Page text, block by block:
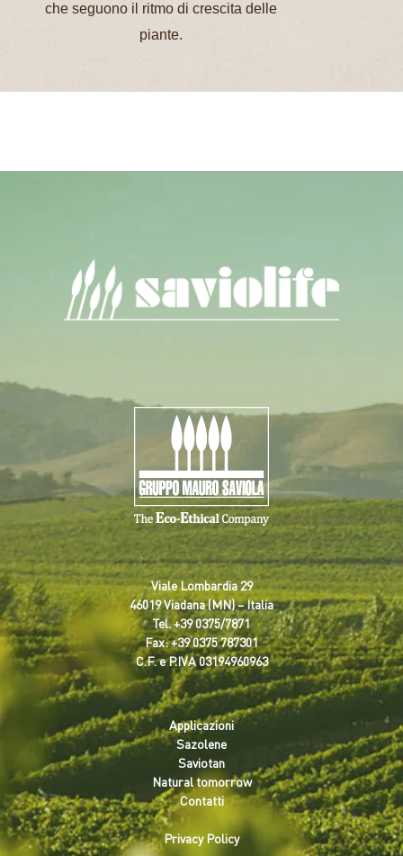
che seguono il ritmo di crescita delle
piante.
Viale Lombardia 29
46019 Viadana (MN) – Italia
Tel.+39 0375/7871
Fax: +39 0375 787301
C.F. e P.IVA 03194960963
Applicazioni
Sazolene
Saviotan
Natural tomorrow
Contatti
Privacy Policy